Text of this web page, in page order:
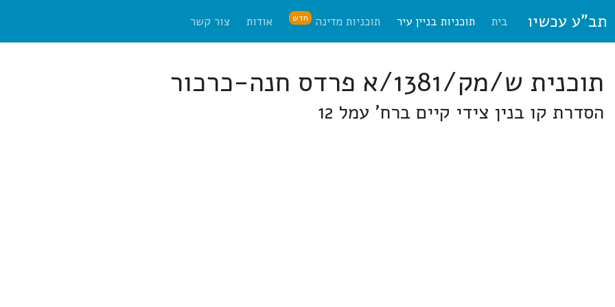
תב"ע עכשיו בית תוכניות בניין עיר תוכניות מדינה חדש אודות צור קשר
תוכנית ש/מק/1381/א פרדס חנה-כרכור
הסדרת קו בנין צידי קיים ברח' עמל 12